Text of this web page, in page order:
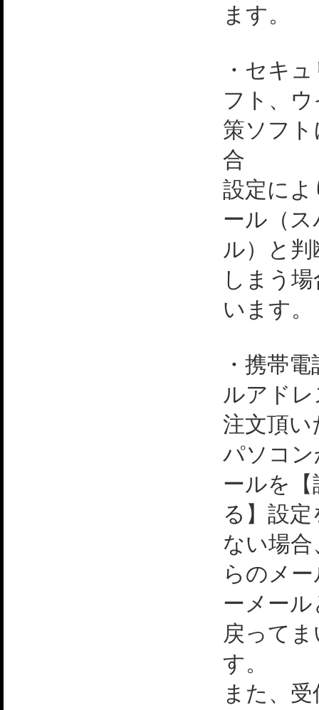
ます。
・セキ
フト、
策ソフ
合
設定に
ール（
ル）と
しまう
います。
・携帯
ルアド
注文頂い
パソコ
ールを【
る】設
ない場
らのメ
ーメー
戻って
す。
また、